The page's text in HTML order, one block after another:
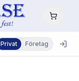
Privat Företag